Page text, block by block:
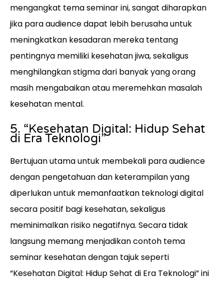
mengangkat tema seminar ini, sangat diharapkan
jika para audience dapat lebih berusaha untuk
meningkatkan kesadaran mereka tentang
pentingnya memiliki kesehatan jiwa, sekaligus
menghilangkan stigma dari banyak yang orang
masih mengabaikan atau meremehkan masalah
kesehatan mental.
5. “Kesehatan Digital: Hidup Sehat
di Era Teknologi”
Bertujuan utama untuk membekali para audience
dengan pengetahuan dan keterampilan yang
diperlukan untuk memanfaatkan teknologi digital
secara positif bagi kesehatan, sekaligus
meminimalkan risiko negatifnya. Secara tidak
langsung memang menjadikan contoh tema
seminar kesehatan dengan tajuk seperti
“Kesehatan Digital: Hidup Sehat di Era Teknologi” ini